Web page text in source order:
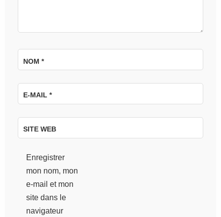
NOM *
E-MAIL *
SITE WEB
Enregistrer
mon nom, mon
e-mail et mon
site dans le
navigateur